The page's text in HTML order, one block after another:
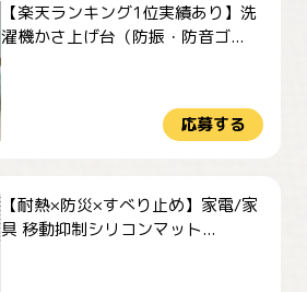
【楽天ランキング1位実績あり】洗
濯機かさ上げ台（防振・防音ゴ...
応募する
【耐熱×防災×すべり止め】家電/家
具 移動抑制シリコンマット...